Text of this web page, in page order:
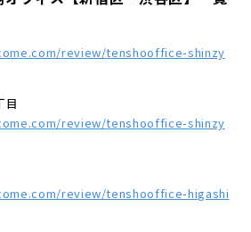
review/tenshooffice-shinzy
目
review/tenshooffice-shinzy
review/tenshooffice-higashi